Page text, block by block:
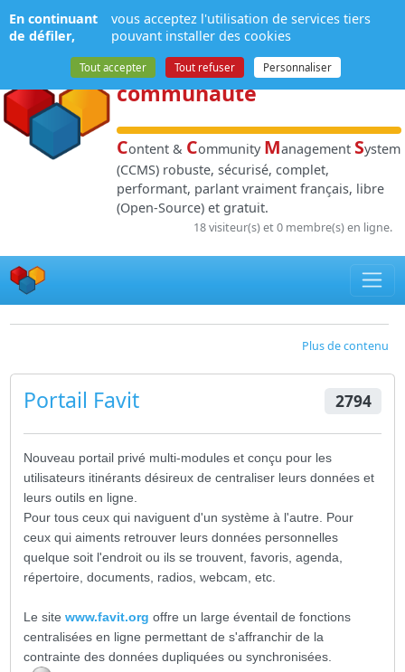
NPDS:Gestion de
contenuet de
communauté
Content & Community Management System
(CCMS) robuste, sécurisé, complet,
performant, parlant vraiment français, libre
(Open-Source) et gratuit.
18 visiteur(s) et 0 membre(s) en ligne.
Plus de contenu
Portail Favit 2794
Nouveau portail privé multi-modules et conçu pour les
utilisateurs itinérants désireux de centraliser leurs données et
leurs outils en ligne.
Pour tous ceux qui naviguent d'un système à l'autre. Pour
ceux qui aiments retrouver leurs données personnelles
quelque soit l'endroit ou ils se trouvent, favoris, agenda,
répertoire, documents, radios, webcam, etc.
Le sitewww.favit.org offre un large éventail de fonctions
centralisées en ligne permettant de s'affranchir de la
contrainte des données dupliquées ou synchronisées.
Panneau de gestion des cookies
En continuant
de défiler,
vous acceptez l'utilisation de services tiers
pouvant installer des cookies
Tout accepter Tout refuser Personnaliser